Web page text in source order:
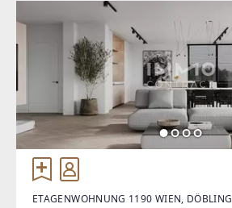
ETAGENWOHNUNG 1190 WIEN, DÖBLING